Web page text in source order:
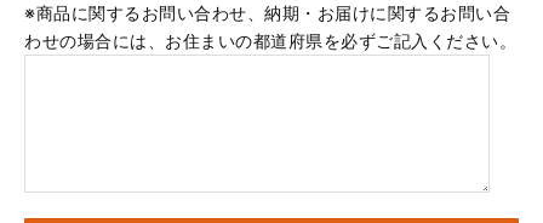
※商品に関するお問い合わせ、納期・お届けに関するお問い合
わせの場合には、お住まいの都道府県を必ずご記入ください。